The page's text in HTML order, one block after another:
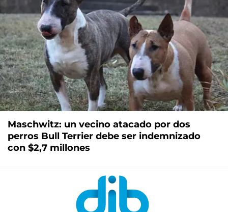
Maschwitz: un vecino atacado por dos
perros Bull Terrier debe ser indemnizado
con $2,7 millones